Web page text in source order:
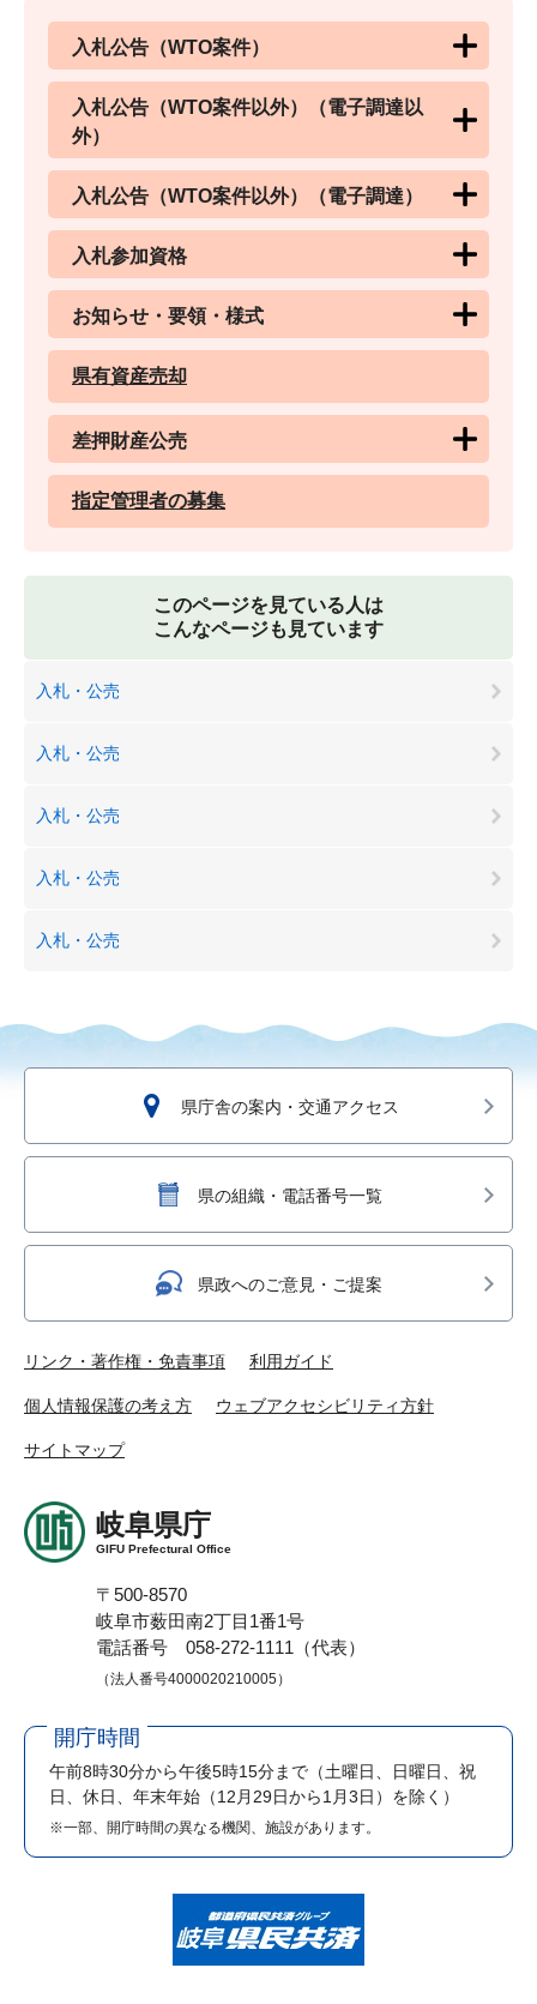
入札公告（WTO案件）
入札公告（WTO案件以外）（電子調達以
外）
入札公告（WTO案件以外）（電子調達）
入札参加資格
お知らせ・要領・様式
県有資産売却
差押財産公売
指定管理者の募集
このページを見ている人は
こんなページも見ています
入札・公売
入札・公売
入札・公売
入札・公売
入札・公売
県庁舎の案内・交通アクセス
県の組織・電話番号一覧
県政へのご意見・ご提案
リンク・著作権・免責事項 利用ガイド
個人情報保護の考え方 ウェブアクセシビリティ方針
サイトマップ
岐阜県庁
GIFU Prefectural Office
〒500-8570
岐阜市薮田南2丁目1番1号
電話番号 058-272-1111（代表）
（法人番号4000020210005）
開庁時間
午前8時30分から午後5時15分まで （土曜日、日曜日、祝
日、休日、年末年始（12月29日から1月3日）を除く）
※一部、開庁時間の異なる機関、施設があります。